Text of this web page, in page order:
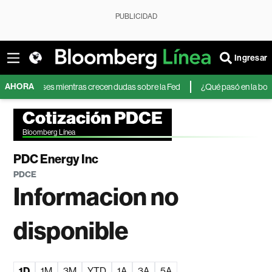
PUBLICIDAD
Ingresar
AHORA
meses mientras crecen dudas sobre la Fed ¿Qué pasó en la bolsa de
Cotización PDCE
Bloomberg Línea
PDC Energy Inc
PDCE
Informacion no
disponible